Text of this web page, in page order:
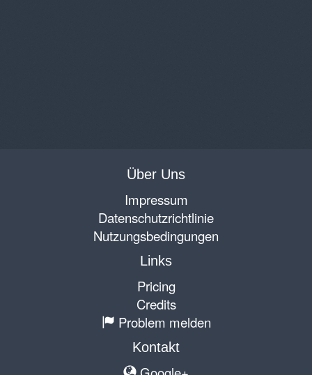
Über Uns
Impressum
Datenschutzrichtlinie
Nutzungsbedingungen
Links
Pricing
Credits
Problem melden
Kontakt